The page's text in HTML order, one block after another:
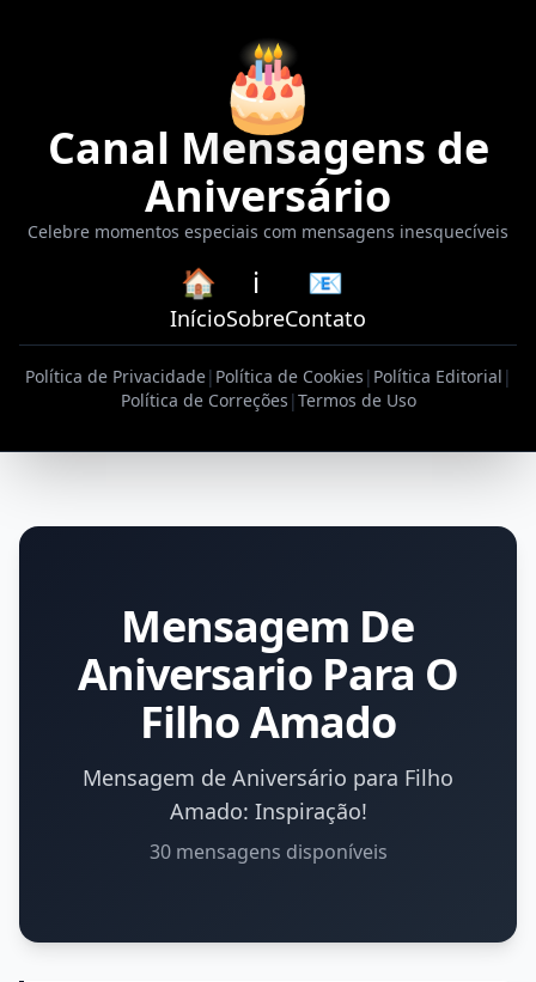
🎂
Canal Mensagens de
Aniversário
Celebre momentos especiais com mensagens inesquecíveis
🏠
Início
ℹ️
Sobre
📧
Contato
Política de Privacidade| Política de Cookies | Política Editorial |
Política de Correções |Termos de Uso
Mensagem De
Aniversario Para O
Filho Amado
Mensagem de Aniversário para Filho
Amado: Inspiração!
30 mensagens disponíveis